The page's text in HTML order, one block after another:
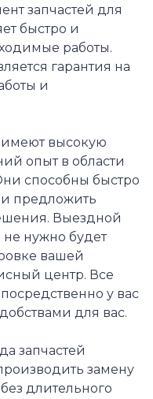
запчастей для
быстро и
работы.
гарантия на
и
имеют высокую
опыт в области
способны быстро
предложить
Выездной
не нужно будет
вашей
центр. Все
у вас
для вас.
запчастей
замену
длительного